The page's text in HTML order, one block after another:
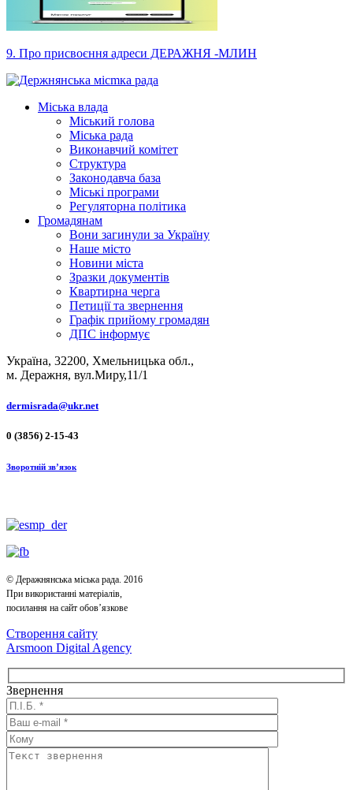
9. Про присвоєння адреси ДЕРАЖНЯ -МЛИН
Міська влада
Міський голова
Міська рада
Виконавчий комітет
Структура
Законодавча база
Міські програми
Регуляторна політика
Громадянам
Вони загинули за Україну
Наше місто
Новини міста
Зразки документів
Квартирна черга
Петиції та звернення
Графік прийому громадян
ДПС інформує
Україна, 32200, Хмельницька обл.,
м. Деражня, вул.Миру,11/1
dermisrada@ukr.net
0 (3856) 2-15-43
Зворотній зв’язок
© Деражнянська міська рада. 2016
При використанні матеріалів,
посилання на сайт обов’язкове
Створення сайту
Arsmoon Digital Agency
Звернення